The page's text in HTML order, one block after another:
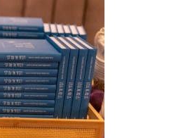
כנס חברוּת השנתי